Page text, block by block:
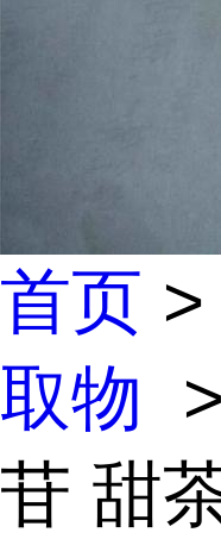
首页 >
取物 >
苷 甜